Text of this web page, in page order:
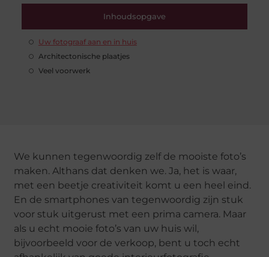
Inhoudsopgave
Uw fotograaf aan en in huis
Architectonische plaatjes
Veel voorwerk
We kunnen tegenwoordig zelf de mooiste foto’s
maken. Althans dat denken we. Ja, het is waar,
met een beetje creativiteit komt u een heel eind.
En de smartphones van tegenwoordig zijn stuk
voor stuk uitgerust met een prima camera. Maar
als u echt mooie foto’s van uw huis wil,
bijvoorbeeld voor de verkoop, bent u toch echt